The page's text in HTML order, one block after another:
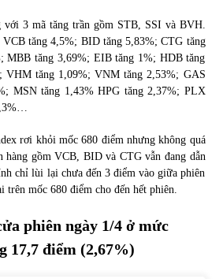
cập nhật xếp hạng tín nhiệm của
và Eximbank
05/2022
khoán ngày 30/5/2022: Top 10 cổ phiếu nổi bật
giá tiền điện tử sau ngày thị trường lập kỷ lục
khoán ngày 12/10/2021: Top 10 cổ phiếu nổi bật
với 3 mã tăng trần gồm STB, SSI và BVH.
VCB tăng 4,5%; BID tăng 5,83%; CTG tăng
MBB tăng 3,69%; EIB tăng 1%; HDB tăng
VHM tăng 1,09%; VNM tăng 2,53%; GAS
MSN tăng 1,43% HPG tăng 2,37%; PLX
rơi khỏi mốc 680 điểm nhưng không quá
hàng gồm VCB, BID và CTG vẫn đang dẫn
chỉ lùi lại chưa đến 3 điểm vào giữa phiên
trên mốc 680 điểm cho đến hết phiên.
phiên ngày 1/4 ở mức
17,7 điểm (2,67%)